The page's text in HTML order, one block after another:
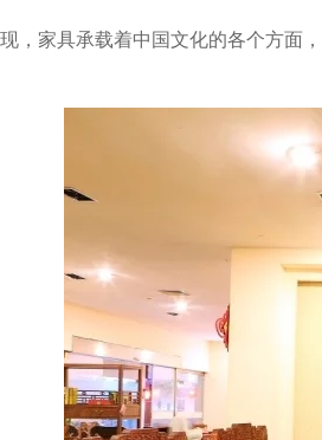
，家具承载着中国文化的各个方